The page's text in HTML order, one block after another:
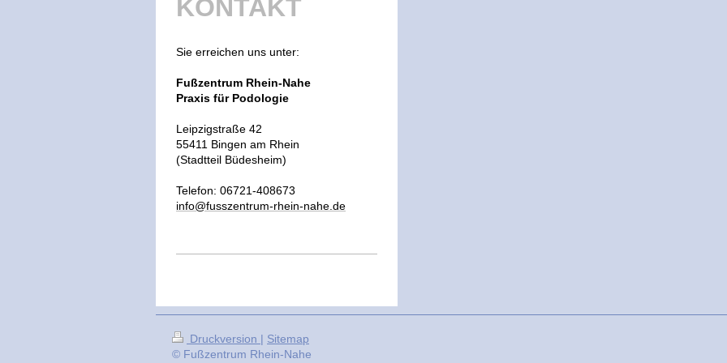
KONTAKT
Sie erreichen uns unter:
Fußzentrum Rhein-Nahe
Praxis für Podologie
Leipzigstraße 42
55411 Bingen am Rhein
(Stadtteil Büdesheim)
Telefon: 06721-408673
info@fusszentrum-rhein-nahe.de
Druckversion | Sitemap
© Fußzentrum Rhein-Nahe